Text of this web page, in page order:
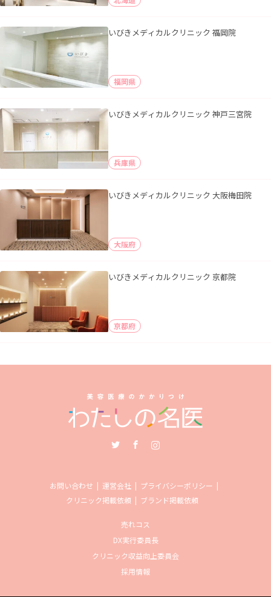
いびきメディカルクリニック 福岡院
福岡県
いびきメディカルクリニック 神戸三宮院
兵庫県
いびきメディカルクリニック 大阪梅田院
大阪府
いびきメディカルクリニック 京都院
京都府
お問い合わせ 運営会社
プライバシーポリシー
クリニック掲載依頼
ブランド掲載依頼
売れコス
DX実行委員長
クリニック収益向上委員会
採用情報